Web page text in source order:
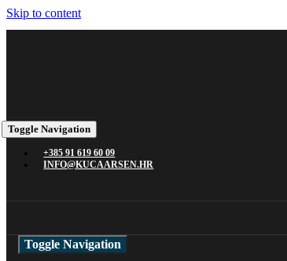
Skip to content
Toggle Navigation
+385 91 619 60 09
INFO@KUCAARSEN.HR
Toggle Navigation